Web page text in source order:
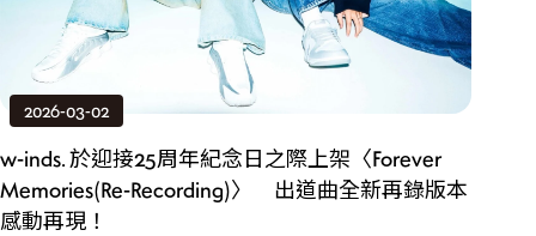
2026-03-02
w-inds. 於迎接25周年紀念日之際上架〈Forever
Memories(Re-Recording)〉 出道曲全新再錄版本
感動再現！